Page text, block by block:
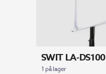
SWIT LA-DS100
1 på lager